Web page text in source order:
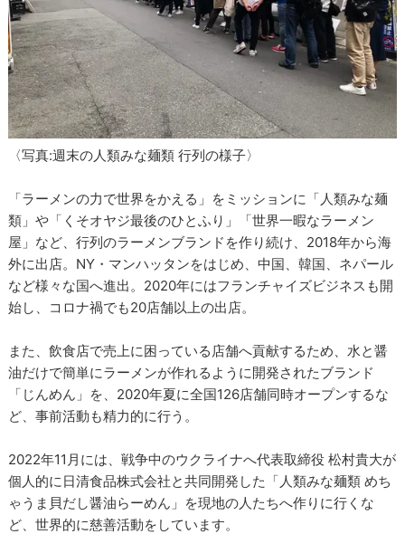
〈写真:週末の人類みな麺類 行列の様子〉
「ラーメンの力で世界をかえる」をミッションに「人類みな麺
類」や「くそオヤジ最後のひとふり」「世界一暇なラーメン
屋」など、行列のラーメンブランドを作り続け、2018年から海
外に出店。NY・マンハッタンをはじめ、中国、韓国、ネパール
など様々な国へ進出。2020年にはフランチャイズビジネスも開
始し、コロナ禍でも20店舗以上の出店。
また、飲食店で売上に困っている店舗へ貢献するため、水と醤
油だけで簡単にラーメンが作れるように開発されたブランド
「じんめん」を、2020年夏に全国126店舗同時オープンするな
ど、事前活動も精力的に行う。
2022年11月には、戦争中のウクライナへ代表取締役 松村貴大が
個人的に日清食品株式会社と共同開発した「人類みな麺類 めち
ゃうま貝だし醤油らーめん」を現地の人たちへ作りに行くな
ど、世界的に慈善活動をしています。